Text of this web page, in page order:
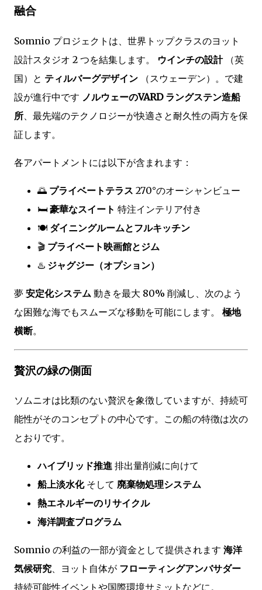
融合
Somnio プロジェクトは、世界トップクラスのヨット
設計スタジオ 2 つを結集します。 ウインチの設計（英
国）と ティルバーグデザイン （スウェーデン）。で建
設が進行中です ノルウェーのVARD ラングステン造船
所 、最先端のテクノロジーが快適さと耐久性の両方を保
証します。
各アパートメントには以下が含まれます：
🌅 プライベートテラス 270°のオーシャンビュー
🛏️ 豪華なスイート 特注インテリア付き
🍽️ ダイニングルームとフルキッチン
🎬 プライベート映画館とジム
♨️ ジャグジー（オプション）
夢 安定化システム 動きを最大 80% 削減し、次のよう
な困難な海でもスムーズな移動を可能にします。 極地
横断。
贅沢の緑の側面
ソムニオは比類のない贅沢を象徴していますが、持続可
能性がそのコンセプトの中心です。この船の特徴は次の
とおりです。
ハイブリッド推進 排出量削減に向けて
船上淡水化そして 廃棄物処理システム
熱エネルギーのリサイクル
海洋調査プログラム
Somnio の利益の一部が資金として提供されます 海洋
気候研究、ヨット自体が フローティングアンバサダー
持続可能性イベントや国際環境サミットなどに。